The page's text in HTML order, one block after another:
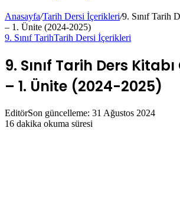
Anasayfa/Tarih Dersi İçerikleri/9. Sınıf Tarih
– 1. Ünite (2024-2025)
9. Sınıf TarihTarih Dersi İçerikleri
9. Sınıf Tarih Ders
– 1. Ünite (2024-2025)
EditörSon güncelleme: 31 Ağustos 2024
16 dakika okuma süresi